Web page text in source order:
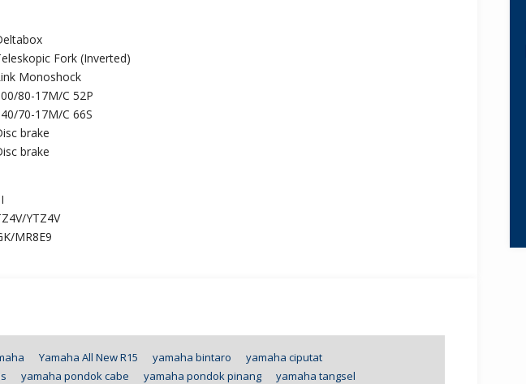
Fork (Inverted)
Monoshock
80-17M/C 52P
70-17M/C 66S
brake
brake
YTZ4V
MR8E9
Yamaha All New R15 yamaha bintaro
yamaha ciputat
yamaha pondok cabe yamaha pondok pinang yamaha tangsel